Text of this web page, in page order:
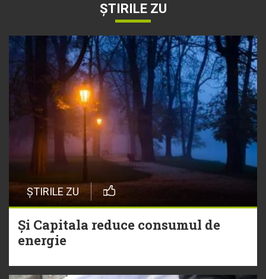
ȘTIRILE ZU
ȘTIRILE ZU
Și Capitala reduce consumul de
energie